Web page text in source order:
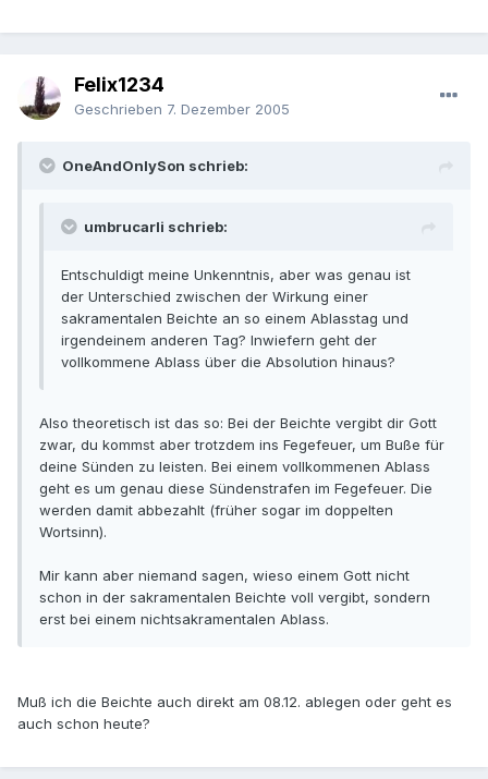
Felix1234
Geschrieben 7. Dezember 2005
OneAndOnlySon schrieb:
umbrucarli schrieb:
Entschuldigt meine Unkenntnis, aber was genau ist
der Unterschied zwischen der Wirkung einer
sakramentalen Beichte an so einem Ablasstag und
irgendeinem anderen Tag? Inwiefern geht der
vollkommene Ablass über die Absolution hinaus?
Also theoretisch ist das so: Bei der Beichte vergibt dir Gott
zwar, du kommst aber trotzdem ins Fegefeuer, um Buße für
deine Sünden zu leisten. Bei einem vollkommenen Ablass
geht es um genau diese Sündenstrafen im Fegefeuer. Die
werden damit abbezahlt (früher sogar im doppelten
Wortsinn).
Mir kann aber niemand sagen, wieso einem Gott nicht
schon in der sakramentalen Beichte voll vergibt, sondern
erst bei einem nichtsakramentalen Ablass.
Muß ich die Beichte auch direkt am 08.12. ablegen oder geht es
auch schon heute?